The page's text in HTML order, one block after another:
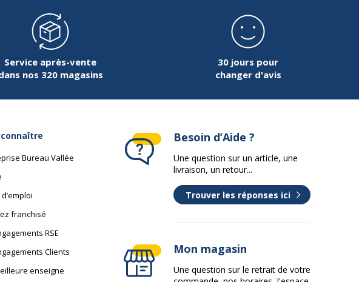
Service après-vente
nos 320 magasins
30 jours pour
changer d'avis
Bureau Vallée
franchisé
RSE
Clients
enseigne
Besoin d’Aide ?
Une question sur un article, une
livraison, un retour...
Trouver les réponses ici
Mon magasin
Une question sur le retrait de votre